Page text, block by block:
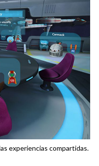
experiencias compartidas.